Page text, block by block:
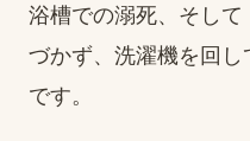
浴槽での溺死、そし
づかず、洗濯機を回
です。